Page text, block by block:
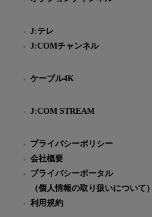
J:テレ
J:COMチャンネル
ケーブル4K
J:COM STREAM
プライバシーポリシー
会社概要
プライバシーポータル
（個人情報の取り扱いについて）
利用規約